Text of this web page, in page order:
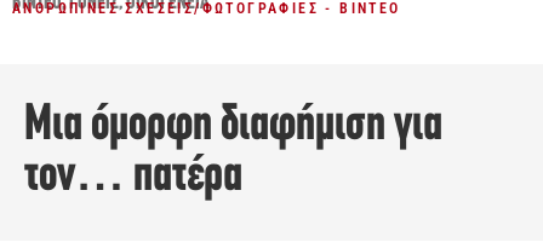
ΑΝΘΡΏΠΙΝΕΣ ΣΧΈΣΕΙΣ/ΦΩΤΟΓΡΑΦΊΕΣ - ΒΊΝΤΕΟ
Μια όμορφη διαφήμιση για
τον… πατέρα